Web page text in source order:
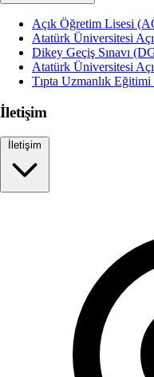
Açık Öğretim Lisesi
Atatürk Üniversitesi
Dikey Geçiş Sınavı
Atatürk Üniversitesi
Tıpta Uzmanlık
İletişim
İletişim